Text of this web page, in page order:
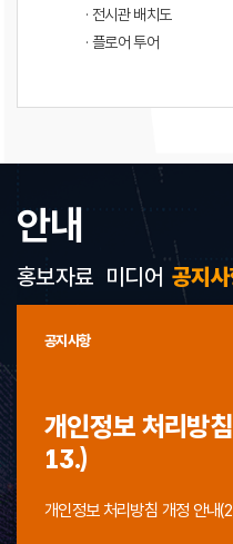
· 전시관 배치도
· 플로어 투어
안내
공지
공지사항
개인정보 처리방
13.)
개인정보 처리방침 개정 안내
홍보자료 미디어